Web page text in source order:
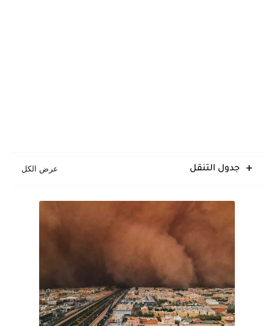
جدول التنقل